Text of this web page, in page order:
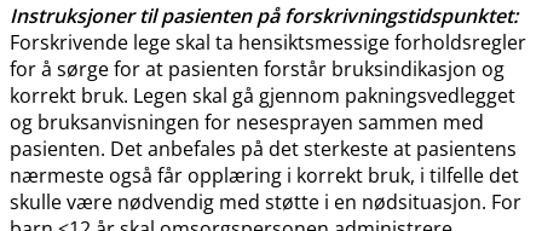
Instruksjoner til pasienten på forskrivningstidspunktet:
Forskrivende lege skal ta hensiktsmessige forholdsregler
for å sørge for at pasienten forstår bruksindikasjon og
korrekt bruk. Legen skal gå gjennom pakningsvedlegget
og bruksanvisningen for nesesprayen sammen med
pasienten. Det anbefales på det sterkeste at pasientens
nærmeste også får opplæring i korrekt bruk, i tilfelle det
skulle være nødvendig med støtte i en nødsituasjon. For